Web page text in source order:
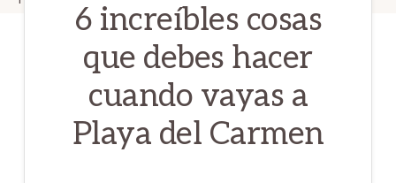
6 increíbles cosas
que debes hacer
cuando vayas a
Playa del Carmen